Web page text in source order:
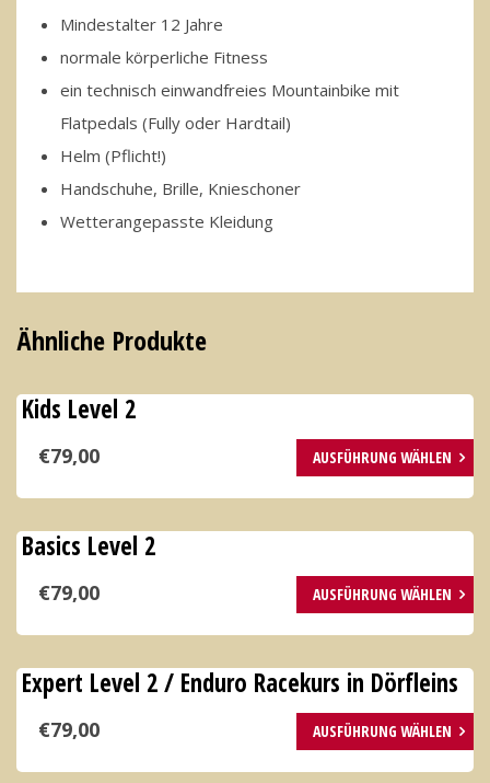
Mindestalter 12 Jahre
normale körperliche Fitness
ein technisch einwandfreies Mountainbike mit
Flatpedals (Fully oder Hardtail)
Helm (Pflicht!)
Handschuhe, Brille, Knieschoner
Wetterangepasste Kleidung
Ähnliche Produkte
Kids Level 2
€79,00 AUSFÜHRUNG WÄHLEN
weist
mehrere
auf.
Die
Optionen
auf
der
Basics Level 2
€79,00 AUSFÜHRUNG WÄHLEN
weist
mehrere
auf.
Die
Expert Level 2 / Enduro Racekurs in Dörfleins
€79,00 AUSFÜHRUNG WÄHLEN
weist